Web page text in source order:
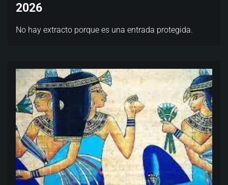
2026
No hay extracto porque es una entrada protegida.